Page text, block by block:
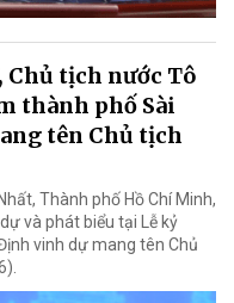
Chủ tịch nước Tô
thành phố Sài
tên Chủ tịch
Thành phố Hồ Chí Minh,
và phát biểu tại Lễ kỷ
vinh dự mang tên Chủ